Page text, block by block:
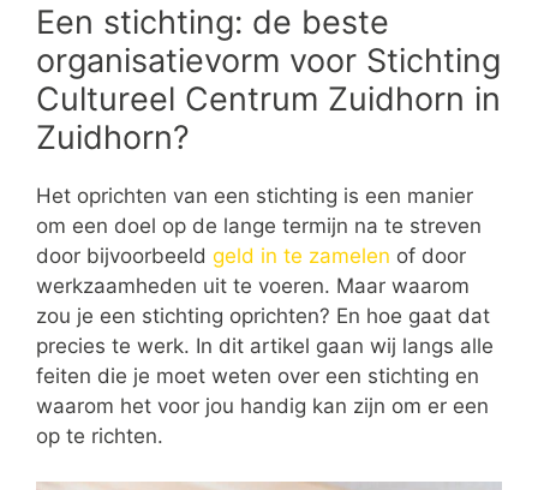
Een stichting: de beste
organisatievorm voor Stichting
Cultureel Centrum Zuidhorn in
Zuidhorn?
Het oprichten van een stichting is een manier
om een doel op de lange termijn na te streven
door bijvoorbeeld geld in te zamelen of door
werkzaamheden uit te voeren. Maar waarom
zou je een stichting oprichten? En hoe gaat dat
precies te werk. In dit artikel gaan wij langs alle
feiten die je moet weten over een stichting en
waarom het voor jou handig kan zijn om er een
op te richten.